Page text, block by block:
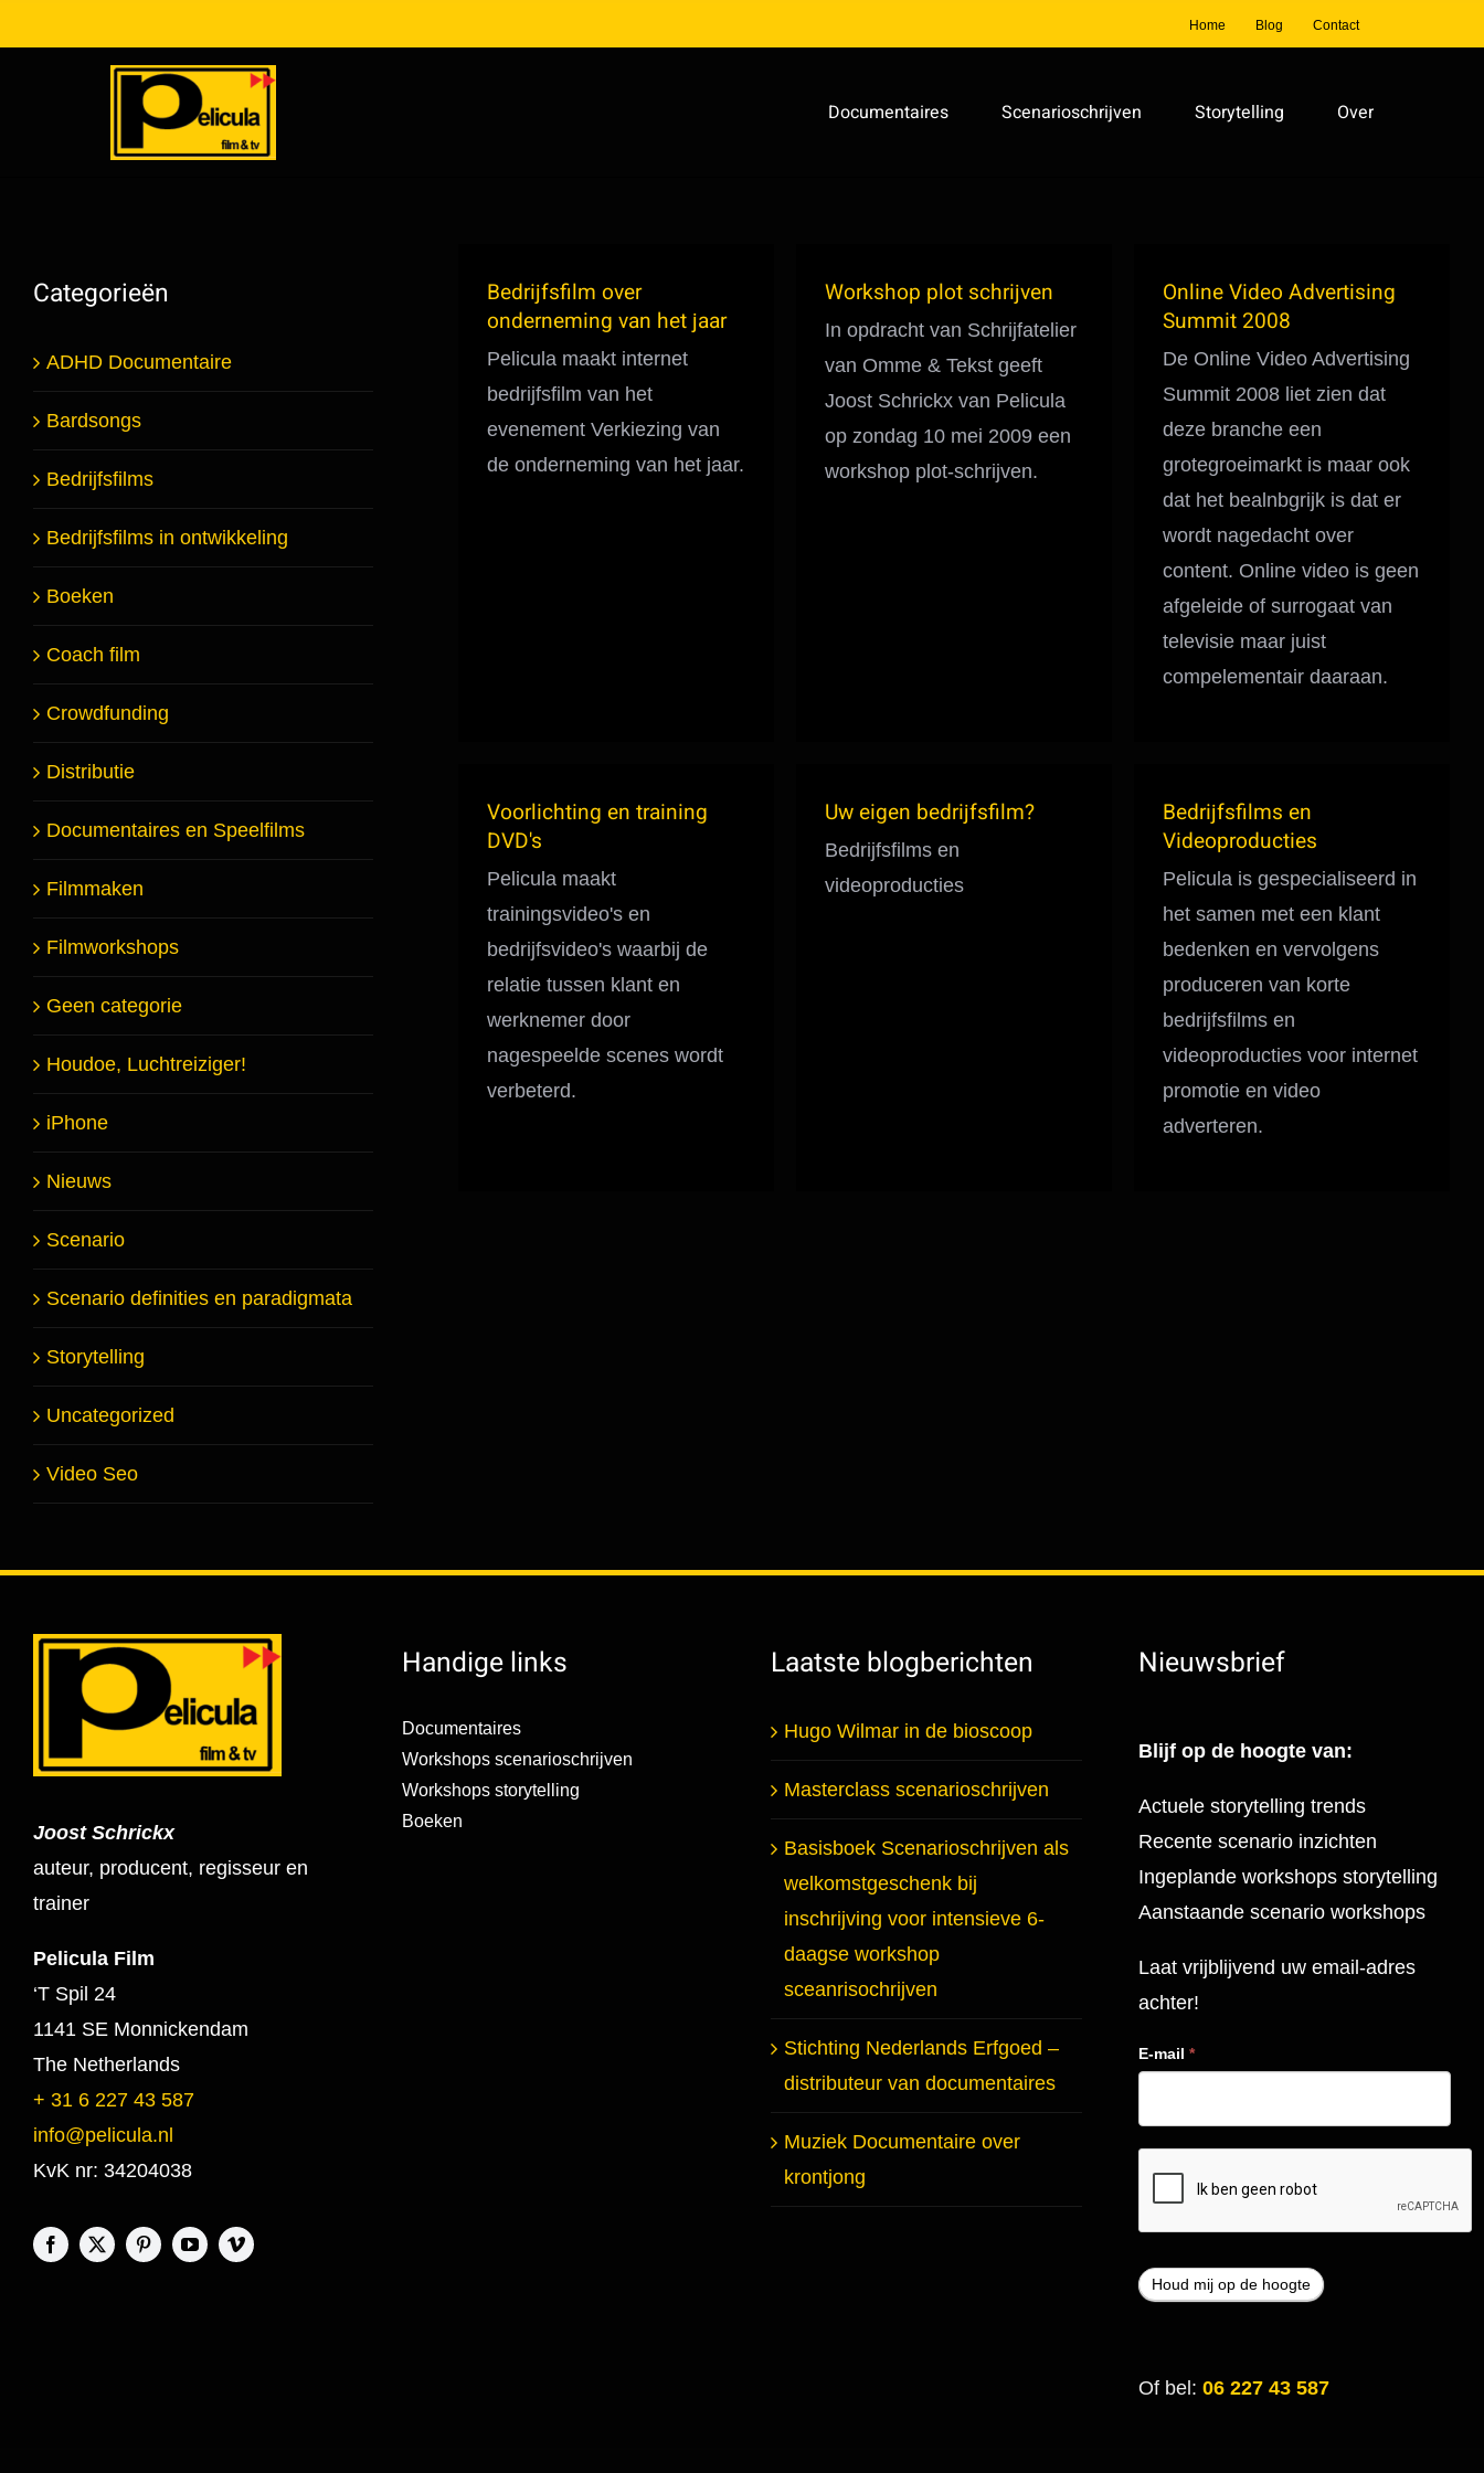
naar
Home Blog Contact
Documentaires Scenarioschrijven Storytelling Over
Bedrijfsfilm over
onderneming van het jaar
Pelicula maakt internet
bedrijfsfilm van het
evenement Verkiezing van
de onderneming van het jaar.
Workshop plot schrijven
In opdracht van Schrijfatelier
van Omme & Tekst geeft
Joost Schrickx van Pelicula
op zondag 10 mei 2009 een
workshop plot-schrijven.
Online Video Advertising
Summit 2008
De Online Video Advertising
Summit 2008 liet zien dat
deze branche een
grotegroeimarkt is maar ook
dat het bealnbgrijk is dat er
wordt nagedacht over
content. Online video is geen
afgeleide of surrogaat van
televisie maar juist
compelementair daaraan.
Voorlichting en training
DVD's
Pelicula maakt
trainingsvideo's en
bedrijfsvideo's waarbij de
relatie tussen klant en
werknemer door
nagespeelde scenes wordt
verbeterd.
Uw eigen bedrijfsfilm?
Bedrijfsfilms en
videoproducties
Bedrijfsfilms en
Videoproducties
Pelicula is gespecialiseerd in
het samen met een klant
bedenken en vervolgens
produceren van korte
bedrijfsfilms en
videoproducties voor internet
promotie en video
adverteren.
Categorieën
ADHD Documentaire
Bardsongs
Bedrijfsfilms
Bedrijfsfilms in ontwikkeling
Boeken
Coach film
Crowdfunding
Distributie
Documentaires en Speelfilms
Filmmaken
Filmworkshops
Geen categorie
Houdoe, Luchtreiziger!
iPhone
Nieuws
Scenario
Scenario definities en paradigmata
Storytelling
Uncategorized
Video Seo
Joost Schrickx
auteur, producent, regisseur en
trainer
Pelicula Film
‘T Spil 24
1141 SE Monnickendam
The Netherlands
+ 31 6 227 43 587
info@pelicula.nl
KvK nr: 34204038
Handige links
Documentaires
Workshops scenarioschrijven
Workshops storytelling
Boeken
Laatste blogberichten
Hugo Wilmar in de bioscoop
Masterclass scenarioschrijven
Basisboek Scenarioschrijven als
welkomstgeschenk bij
inschrijving voor intensieve 6-
daagse workshop
sceanrisochrijven
Stichting Nederlands Erfgoed –
distributeur van documentaires
Muziek Documentaire over
krontjong
Nieuwsbrief
Blijf op de hoogte van:
Actuele storytelling trends
Recente scenario inzichten
Ingeplande workshops storytelling
Aanstaande scenario workshops
Laat vrijblijvend uw email-adres
achter!
E-mail*
Of bel:06 227 43 587